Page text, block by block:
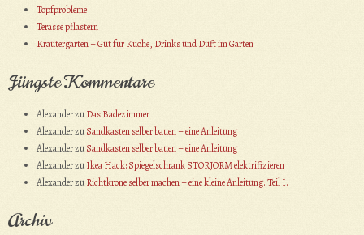
Topfprobleme
Terasse pflastern
Kräutergarten – Gut für Küche, Drinks und Duft im Garten
Jüngste Kommentare
AlexanderzuDas Badezimmer
AlexanderzuSandkasten selber bauen – eine Anleitung
AlexanderzuSandkasten selber bauen – eine Anleitung
AlexanderzuIkea Hack: Spiegelschrank STORJORM elektrifizieren
AlexanderzuRichtkrone selber machen – eine kleine Anleitung. Teil I.
Archiv